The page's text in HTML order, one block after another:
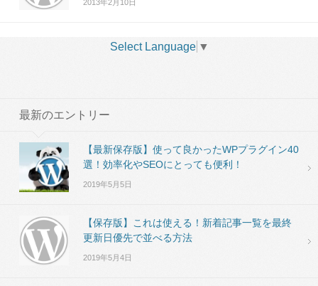
2013年2月10日
Select Language ▼
最新のエントリー
【最新保存版】使って良かったWPプラグイン40
選！効率化やSEOにとっても便利！
2019年5月5日
【保存版】これは使える！新着記事一覧を最終
更新日優先で並べる方法
2019年5月4日